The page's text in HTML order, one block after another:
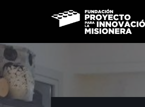
al
contenido